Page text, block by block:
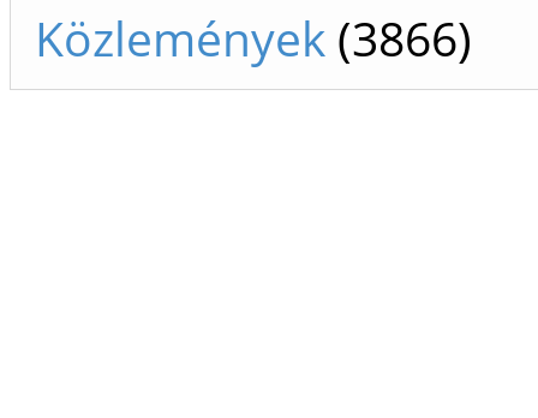
Közlemények (3866)